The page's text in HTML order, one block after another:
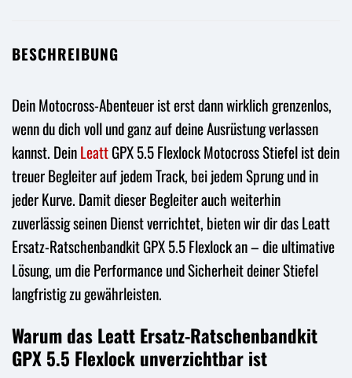
BESCHREIBUNG
Dein Motocross-Abenteuer ist erst dann wirklich grenzenlos,
wenn du dich voll und ganz auf deine Ausrüstung verlassen
kannst. DeinLeattGPX 5.5 Flexlock Motocross Stiefel ist dein
treuer Begleiter auf jedem Track, bei jedem Sprung und in
jeder Kurve. Damit dieser Begleiter auch weiterhin
zuverlässig seinen Dienst verrichtet, bieten wir dir das Leatt
Ersatz-Ratschenbandkit GPX 5.5 Flexlock an – die ultimative
Lösung, um die Performance und Sicherheit deiner Stiefel
langfristig zu gewährleisten.
Warum das Leatt Ersatz-Ratschenbandkit
GPX 5.5 Flexlock unverzichtbar ist